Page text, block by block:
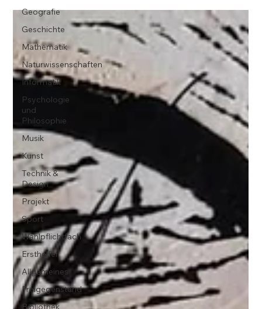
Geografie
Geschichte
Mathematik
Naturwissenschaften
Informatik
Psychologie
und
Philosophie
Musik
Kunst
Technik &
Design
Projekt
Sport
Wahlpflichtfach
Ersthelfer
Allgemeines
Freigegenstand
Bibliothek